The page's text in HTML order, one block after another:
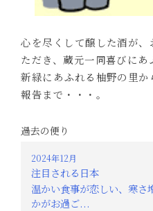
心を尽くして醸した酒が
ただき、蔵元一同喜びにあ
新緑にあふれる柚野の里
報告まで・・・。
過去の便り
2024年12月
注目される日本
温かい食事が恋しい、寒さ
かがお過ご...